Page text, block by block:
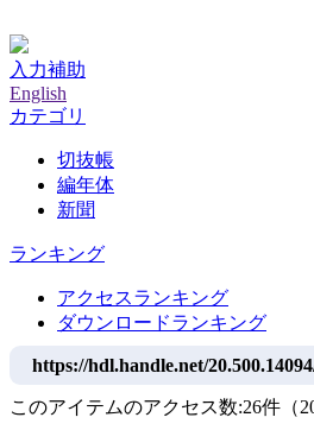
入力補助
English
カテゴリ
切抜帳
編年体
新聞
ランキング
アクセスランキング
ダウンロードランキング
https://hdl.handle.net/
このアイテムのアクセス数:26件 （